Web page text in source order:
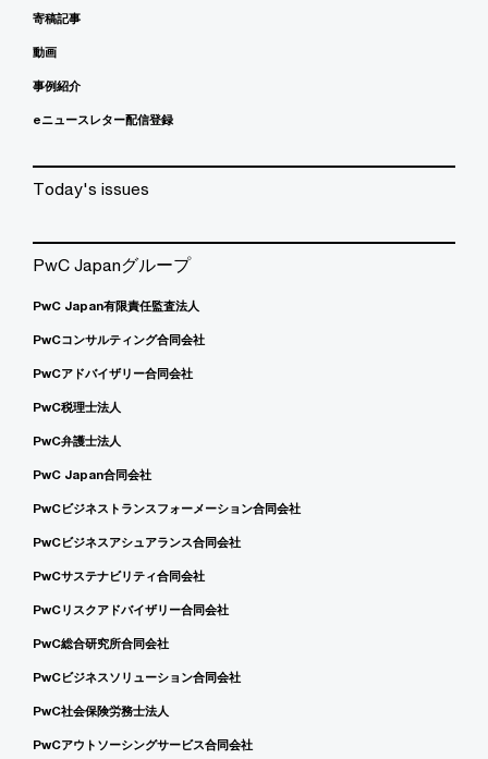
寄稿記事
動画
事例紹介
eニュースレター配信登録
Today's issues
PwC Japanグループ
PwC Japan有限責任監査法人
PwCコンサルティング合同会社
PwCアドバイザリー合同会社
PwC税理士法人
PwC弁護士法人
PwC Japan合同会社
PwCビジネストランスフォーメーション合同会社
PwCビジネスアシュアランス合同会社
PwCサステナビリティ合同会社
PwCリスクアドバイザリー合同会社
PwC総合研究所合同会社
PwCビジネスソリューション合同会社
PwC社会保険労務士法人
PwCアウトソーシングサービス合同会社